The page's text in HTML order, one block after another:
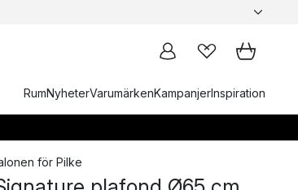
RumNyheterVarumärkenKampanjerInspiration
för Pilke